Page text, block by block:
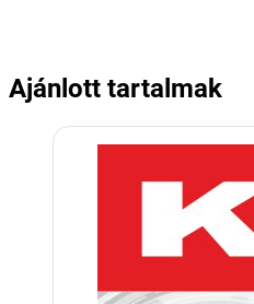
Ajánlott tartalmak